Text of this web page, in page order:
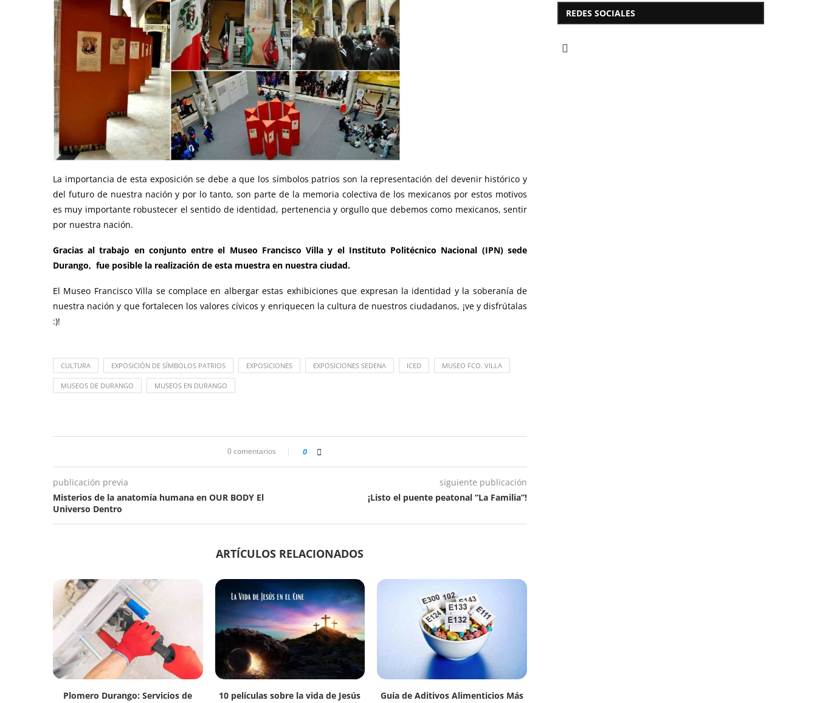
La importancia de esta exposición se debe a que los símbolos patrios son la representación del devenir histórico y
del futuro de nuestra nación y por lo tanto, son parte de la memoria colectiva de los mexicanos por estos motivos
es muy importante robustecer el sentido de identidad, pertenencia y orgullo que debemos como mexicanos, sentir
por nuestra nación.
Gracias al trabajo en conjunto entre el Museo Francisco Villa y el Instituto Politécnico Nacional (IPN) sede
Durango, fue posible la realización de esta muestra en nuestra ciudad.
El Museo Francisco Villa se complace en albergar estas exhibiciones que expresan la identidad y la soberanía de
nuestra nación y que fortalecen los valores cívicos y enriquecen la cultura de nuestros ciudadanos, ¡ve y disfrútalas
:)!
CULTURA EXPOSICIÓN DE SÍMBOLOS PATRIOS EXPOSICIONES EXPOSICIONES SEDENA ICED MUSEO FCO. VILLA
MUSEOS DE DURANGO MUSEOS EN DURANGO
0 comentarios 0
publicación previa
Misterios de la anatomía humana en OUR BODY El
Universo Dentro
siguiente publicación
¡Listo el puente peatonal “La Familia”!
ARTÍCULOS RELACIONADOS
Plomero Durango: Servicios de
10 películas sobre la vida de Jesús
Guía de Aditivos Alimenticios Más
REDES SOCIALES